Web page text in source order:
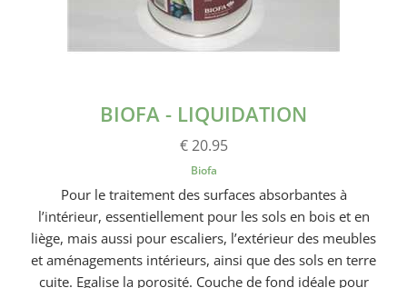
BIOFA - LIQUIDATION
€ 20.95
Biofa
Pour le traitement des surfaces absorbantes à
l’intérieur, essentiellement pour les sols en bois et en
liège, mais aussi pour escaliers, l’extérieur des meubles
et aménagements intérieurs, ainsi que des sols en terre
cuite. Egalise la porosité. Couche de fond idéale pour